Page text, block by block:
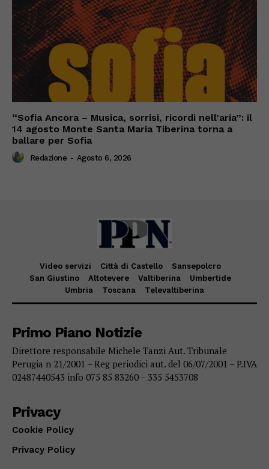
“Sofia Ancora – Musica, sorrisi, ricordi nell’aria”: il
14 agosto Monte Santa Maria Tiberina torna a
ballare per Sofia
Redazione - Agosto 6, 2026
Video servizi Città di Castello
Sansepolcro
San Giustino
Altotevere Valtiberina
Umbertide
Umbria
Toscana Televaltiberina
Primo Piano Notizie
Direttore responsabile Michele Tanzi Aut. Tribunale
Perugia n 21/2001 – Reg periodici aut. del 06/07/2001 – P.IVA
02487440543 info 075 85 83260 – 335 5453708
Privacy
Cookie Policy
Privacy Policy